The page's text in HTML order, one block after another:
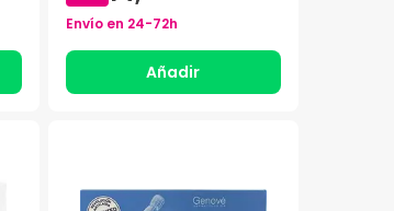
Envío en 24-72h
Añadir